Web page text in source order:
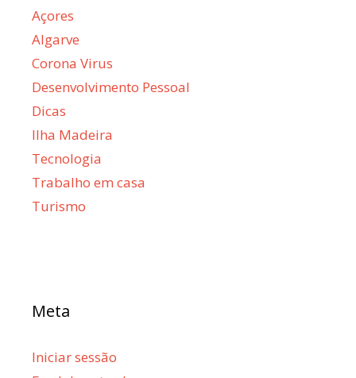
Açores
Algarve
Corona Virus
Desenvolvimento Pessoal
Dicas
Ilha Madeira
Tecnologia
Trabalho em casa
Turismo
Meta
Iniciar sessão